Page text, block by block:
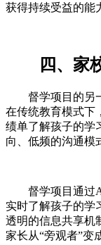
获得持续受益的能
四、家
督学项目的另
在传统教育模式
绩单了解孩子的学
向、低频的沟通模
督学项目通过
实时了解孩子的学
透明的信息共享机
家长从“旁观者”变